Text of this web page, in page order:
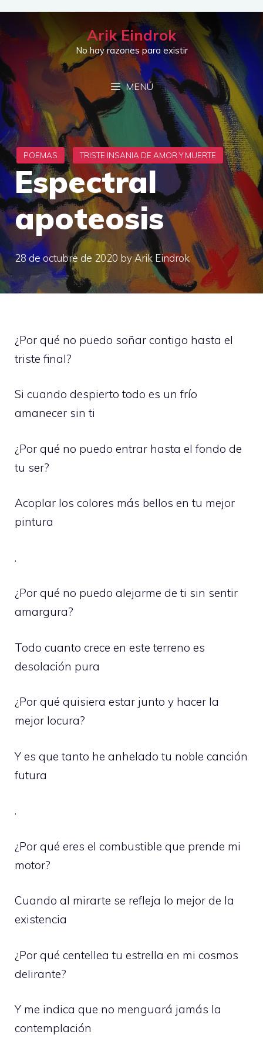
Saltar
al
contenido
Arik Eindrok
No hay razones para existir
MENÚ
Espectral
apoteosis
28 de octubre de 2020 byArik Eindrok
¿Por qué no puedo soñar contigo hasta el
triste final?
Si cuando despierto todo es un frío
amanecer sin ti
¿Por qué no puedo entrar hasta el fondo de
tu ser?
Acoplar los colores más bellos en tu mejor
pintura
.
¿Por qué no puedo alejarme de ti sin sentir
amargura?
Todo cuanto crece en este terreno es
desolación pura
¿Por qué quisiera estar junto y hacer la
mejor locura?
Y es que tanto he anhelado tu noble canción
futura
.
¿Por qué eres el combustible que prende mi
motor?
Cuando al mirarte se refleja lo mejor de la
existencia
¿Por qué centellea tu estrella en mi cosmos
delirante?
Y me indica que no menguará jamás la
contemplación